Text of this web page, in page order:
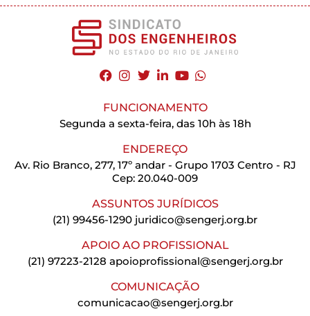
FUNCIONAMENTO
Segunda a sexta-feira, das 10h às 18h
ENDEREÇO
Av. Rio Branco, 277, 17º andar - Grupo 1703 Centro - RJ
Cep: 20.040-009
ASSUNTOS JURÍDICOS
(21) 99456-1290 juridico@sengerj.org.br
APOIO AO PROFISSIONAL
(21) 97223-2128 apoioprofissional@sengerj.org.br
COMUNICAÇÃO
comunicacao@sengerj.org.br